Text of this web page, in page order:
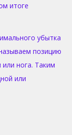
итоге
убытка
позицию
или нога. Таким
или